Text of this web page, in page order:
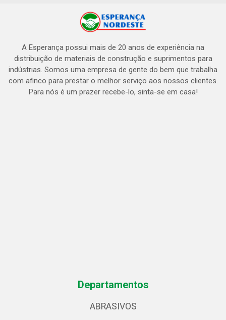
A Esperança possui mais de 20 anos de experiência na
distribuição de materiais de construção e suprimentos para
indústrias. Somos uma empresa de gente do bem que trabalha
com afinco para prestar o melhor serviço aos nossos clientes.
Para nós é um prazer recebe-lo, sinta-se em casa!
Departamentos
ABRASIVOS